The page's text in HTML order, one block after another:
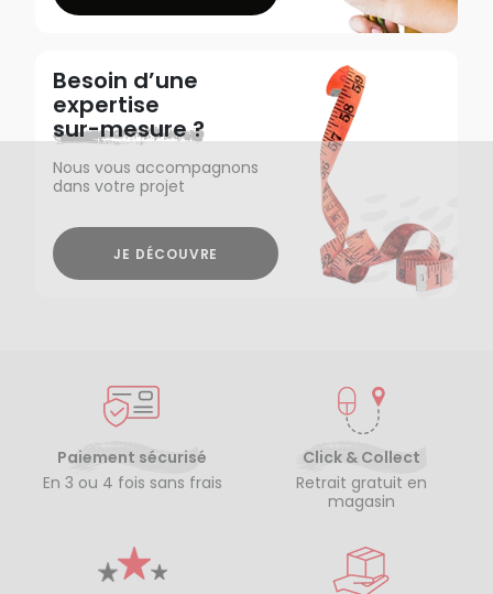
Besoin d’une
expertise
sur-mesure ?
Nous vous accompagnons
dans votre projet
JE DÉCOUVRE
Paiement sécurisé
En 3 ou 4 fois sans frais
Click & Collect
Retrait gratuit en
magasin